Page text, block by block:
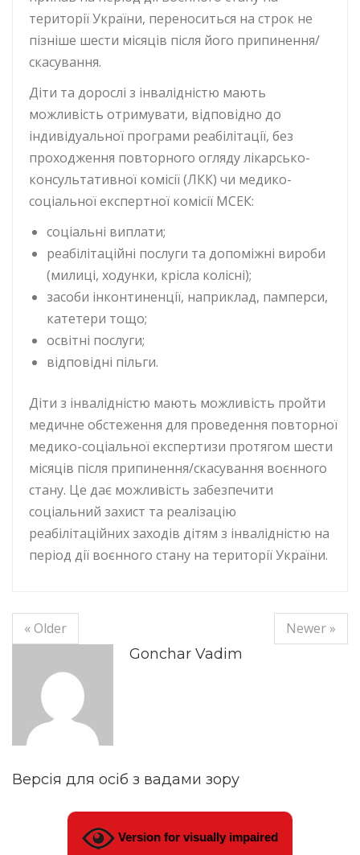
території України, переноситься на строк не
пізніше шести місяців після його припинення/
скасування.
Діти та дорослі з інвалідністю мають
можливість отримувати, відповідно до
індивідуальної програми реабілітації, без
проходження повторного огляду лікарсько-
консультативної комісії (ЛКК) чи медико-
соціальної експертної комісії МСЕК:
соціальні виплати;
реабілітаційні послуги та допоміжні вироби
(милиці, ходунки, крісла колісні);
засоби інконтиненції, наприклад, памперси,
катетери тощо;
освітні послуги;
відповідні пільги.
Діти з інвалідністю мають можливість пройти
медичне обстеження для проведення повторної
медико-соціальної експертизи протягом шести
місяців після припинення/скасування воєнного
стану. Це дає можливість забезпечити
соціальний захист та реалізацію
реабілітаційних заходів дітям з інвалідністю на
період дії воєнного стану на території України.
« Older
Newer »
Gonchar Vadim
Версія для осіб з вадами зору
Version for visually impaired